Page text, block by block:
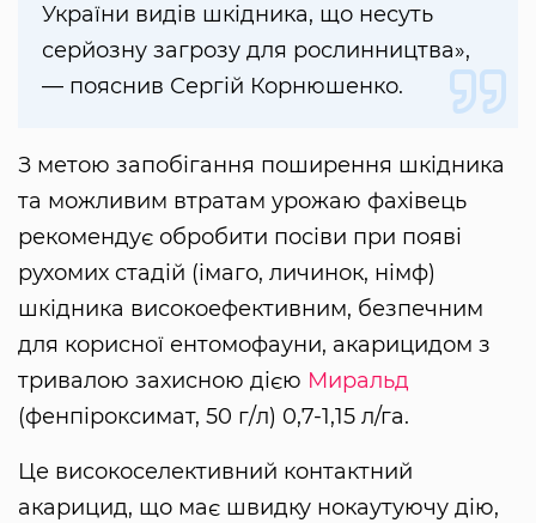
України видів шкідника, що несуть
серйозну загрозу для рослинництва»,
— пояснив Сергій Корнюшенко.
З метою запобігання поширення шкідника
та можливим втратам урожаю фахівець
рекомендує обробити посіви при появі
рухомих стадій (імаго, личинок, німф)
шкідника високоефективним, безпечним
для корисної ентомофауни, акарицидом з
тривалою захисною дією Миральд
(фенпіроксимат, 50 г/л) 0,7-1,15 л/га.
Це високоселективний контактний
акарицид, що має швидку нокаутуючу дію,